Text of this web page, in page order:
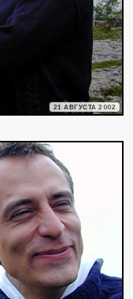
21 АВГУСТА 2002